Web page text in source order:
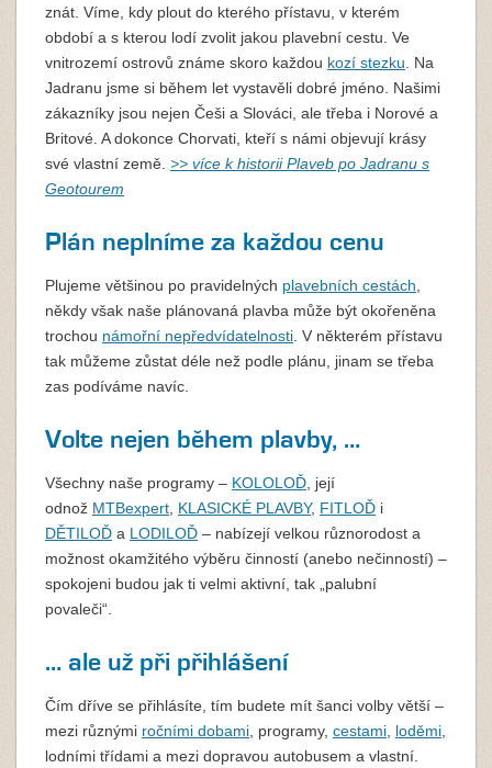
znát. Víme, kdy plout do kterého přístavu, v kterém
období a s kterou lodí zvolit jakou plavební cestu. Ve
vnitrozemí ostrovů známe skoro každou kozí stezku . Na
Jadranu jsme si během let vystavěli dobré jméno. Našimi
zákazníky jsou nejen Češi a Slováci, ale třeba i Norové a
Britové. A dokonce Chorvati, kteří s námi objevují krásy
své vlastní země. >> více k historii Plaveb po Jadranu s
Geotourem
Plán neplníme za každou cenu
Plujeme většinou po pravidelných plavebních cestách
někdy však naše plánovaná plavba může být okořeněna
trochou námořní nepředvídatelnosti . V některém přístavu
tak můžeme zůstat déle než podle plánu, jinam se třeba
zas podíváme navíc.
Volte nejen během plavby, …
Všechny naše programy – KOLOLOĎ , její
odnož MTBexpert KLASICKÉ PLAVBY, FITLOĎ i
DĚTILOĎ a LODILOĎ – nabízejí velkou různorodost a
možnost okamžitého výběru činností (anebo nečinností) –
spokojeni budou jak ti velmi aktivní, tak „palubní
povaleči“.
… ale už při přihlášení
Čím dříve se přihlásíte, tím budete mít šanci volby větší –
mezi různými ročními dobami , programy, cestami loděmi
lodními třídami a mezi dopravou autobusem a vlastní.